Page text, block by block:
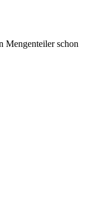
Mengenteiler schon